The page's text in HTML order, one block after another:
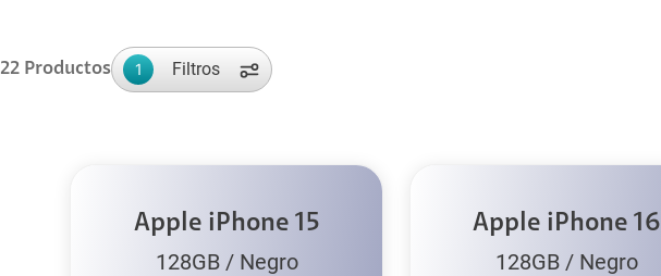
22 Productos 1 Filtros
Apple iPhone 15
128GB/ Negro
Apple iPhone 16
128GB/ Negro